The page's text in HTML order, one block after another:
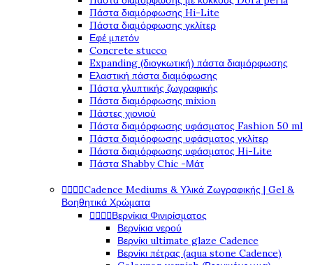
Πάστα διαμόρφωσης Hi-Lite
Πάστα διαμόρφωσης γκλίτερ
Εφέ μπετόν
Concrete stucco
Expanding (διογκωτική) πάστα διαμόρφωσης
Ελαστική πάστα διαμόφωσης
Πάστα γλυπτικής ζωγραφικής
Πάστα διαμόρφωσης mixion
Πάστες χιονιού
Πάστα διαμόρφωσης υφάσματος Fashion 50 ml
Πάστα διαμόρφωσης υφάσματος γκλίτερ
Πάστα διαμόρφωσης υφάσματος Hi-Lite
Πάστα Shabby Chic -Μάτ
Cadence Mediums & Υλικά Ζωγραφικής | Gel &
Βοηθητικά Χρώματα
Βερνίκια Φινιρίσματος
Βερνίκια νερού
Βερνίκι ultimate glaze Cadence
Βερνίκι πέτρας (aqua stone Cadence)